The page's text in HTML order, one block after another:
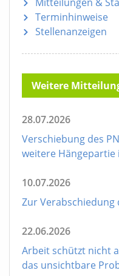
Terminhinweise
Stellenanzeigen
Weitere
28.07.2026
Verschiebung des
weitere Hängepartie
10.07.2026
Zur Verabschiedung
22.06.2026
Arbeit schützt nicht
das unsichtbare